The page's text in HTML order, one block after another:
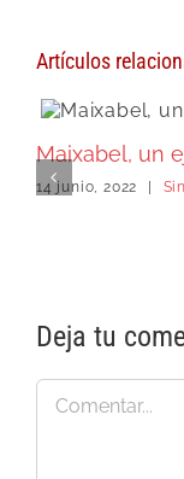
Artículos
Maixabel, un
14 junio, 2022 |
Deja tu
Comentar